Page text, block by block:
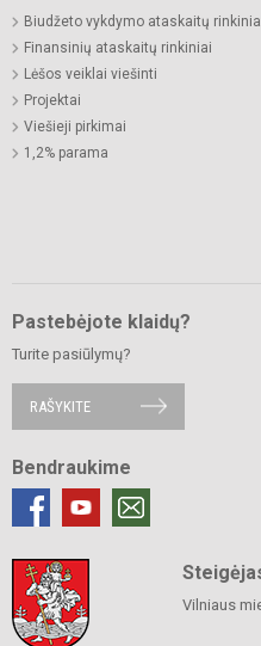
Biudžeto vykdymo ataskaitų
Finansinių ataskaitų rinkiniai
Lėšos veiklai viešinti
Projektai
Viešieji pirkimai
1,2% parama
Pastebėjote klaidų?
Turite pasiūlymų?
RAŠYKITE
Bendraukime
Vilniaus